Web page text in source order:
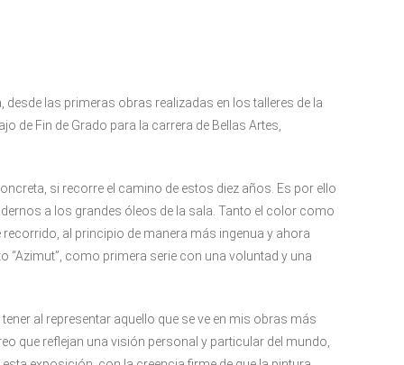
las primeras obras realizadas en los talleres de la
de Fin de Grado para la carrera de Bellas Artes,
si recorre el camino de estos diez años. Es por ello
a los grandes óleos de la sala. Tanto el color como
al principio de manera más ingenua y ahora
como primera serie con una voluntad y una
al representar aquello que se ve en mis obras más
que reflejan una visión personal y particular del mundo,